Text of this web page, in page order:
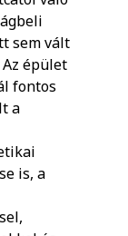
sem vált
épület
fontos
a
is, a